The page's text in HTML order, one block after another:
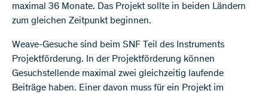
maximal 36 Monate. Das Projekt sollte in beiden Ländern
zum gleichen Zeitpunkt beginnen.
Weave-Gesuche sind beim SNF Teil des Instruments
Projektförderung. In der Projektförderung können
Gesuchstellende maximal zwei gleichzeitig laufende
Beiträge haben. Einer davon muss für ein Projekt im